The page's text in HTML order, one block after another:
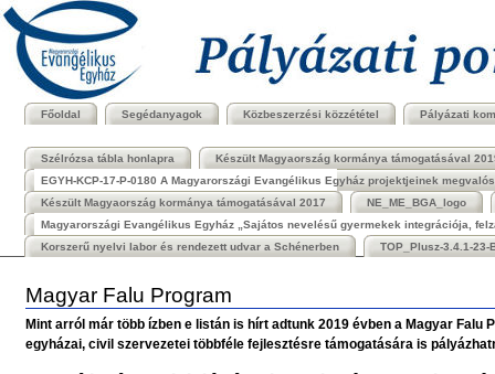
Tovább
tartalomhoz
Ugrás
navigációhoz
Bekezdések
Főoldal Segédanyagok Közbeszerzési közzététel Pályázati
Szélrózsa tábla honlapra
Készült Magyaország kormánya támogatásával
EGYH-KCP-17-P-0180 A Magyarországi Evangélikus Egyház projektjeinek
Készült Magyaország kormánya támogatásával 2017
NE_ME_BGA_logo
Magyarországi Evangélikus Egyház „Sajátos nevelésű gyermekek integrációja,
Korszerű nyelvi labor és rendezett udvar a Schénerben
TOP_Plusz-3.4.1-
Magyar Falu Program
Mint arról már több ízben e listán is hírt adtunk 2019 évben a Magyar
egyházai, civil szervezetei többféle fejlesztésre támogatására is